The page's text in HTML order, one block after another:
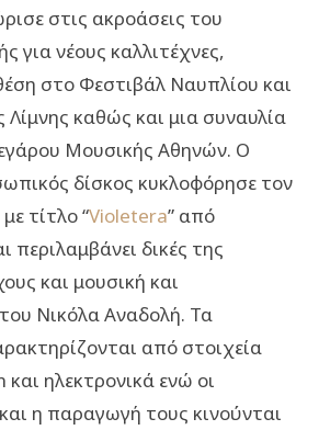
στις ακροάσεις του
για νέους καλλιτέχνες,
στο Φεστιβάλ Ναυπλίου και
καθώς και μια συναυλία
Μουσικής Αθηνών. Ο
δίσκος κυκλοφόρησε τον
τίτλο “Violetera” από
περιλαμβάνει δικές της
και μουσική και
Νικόλα Αναδολή. Τα
από στοιχεία
και ηλεκτρονικά ενώ οι
η παραγωγή τους κινούνται